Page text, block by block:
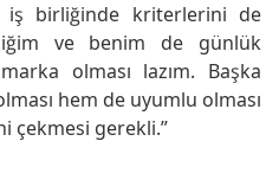
iş birliğinde kriterlerini de
ve benim de günlük
olması lazım. Başka
hem de uyumlu olması
çekmesi gerekli.”